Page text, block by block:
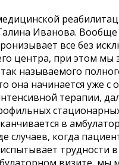
Иванова. Вообще
все без
центра, при этом мы
называемого
она начинается уже с
терапии,
в
случаев, когда
трудности в